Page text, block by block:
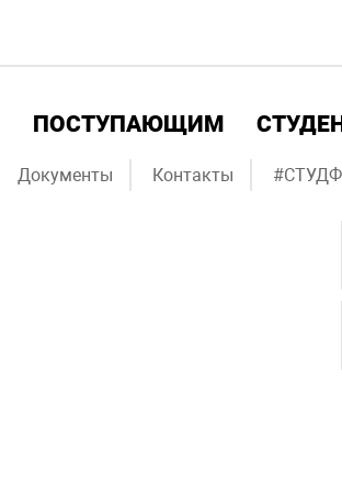
ПОСТУПАЮЩИМ
Документы Контакты